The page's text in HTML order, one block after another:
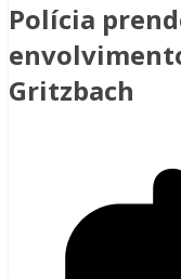
Polícia
Gritzbach